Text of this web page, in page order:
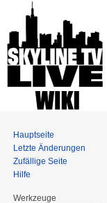
Hauptseite
Letzte Änderungen
Zufällige Seite
Hilfe
Werkzeuge